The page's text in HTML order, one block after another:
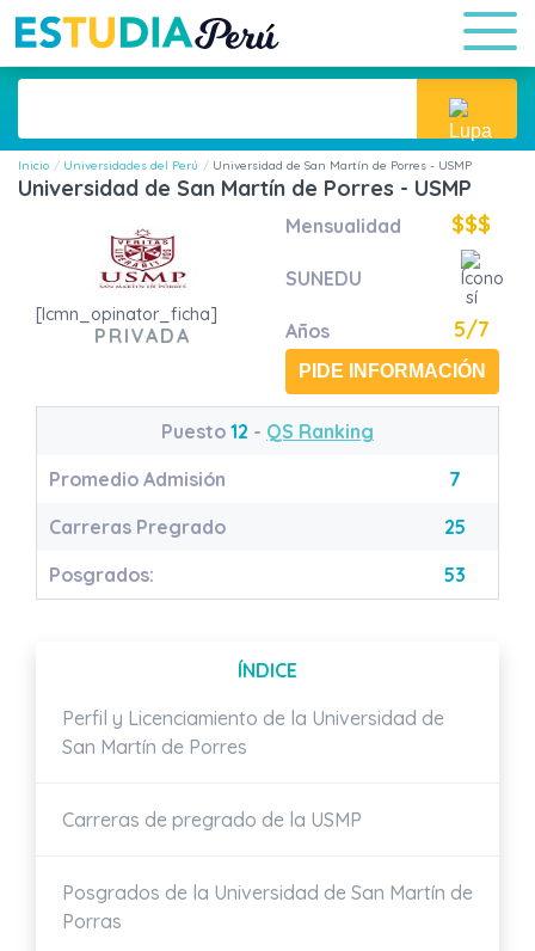
Inicio Universidades del Perú Universidad de San Martín de Porres - USMP
Universidad de San Martín de Porres - USMP
[lcmn_opinator_ficha]
PRIVADA
Mensualidad $$$
SUNEDU
Años 5/7
PIDE INFORMACIÓN
Puesto 12 - QS Ranking
Promedio Admisión
7
Carreras Pregrado
25
Posgrados:
53
ÍNDICE
Perfil y Licenciamiento de la Universidad de
San Martín de Porres
Carreras de pregrado de la USMP
Posgrados de la Universidad de San Martín de
Porras